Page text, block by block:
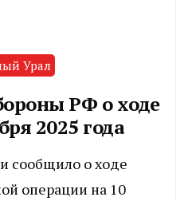
Урал
РФ о ходе
2025 года
сообщило о ходе
операции на 10